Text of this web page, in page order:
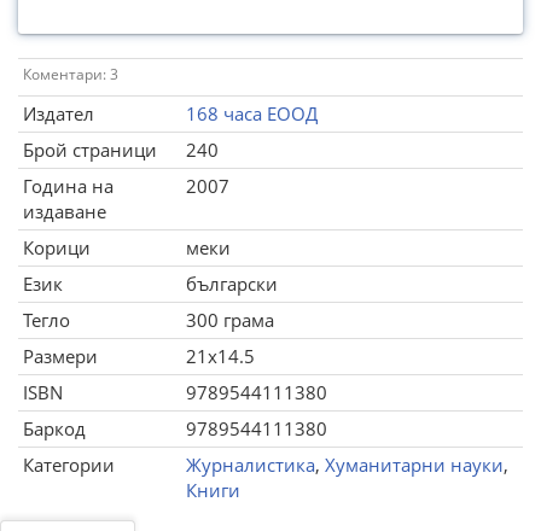
Коментари: 3
Издател
168 часа ЕООД
Брой страници
240
Година на
издаване
2007
Корици
меки
Език
български
Тегло
300 грама
Размери
21x14.5
ISBN
9789544111380
Баркод
9789544111380
Категории
Журналистика, Хуманитарни науки,
Книги